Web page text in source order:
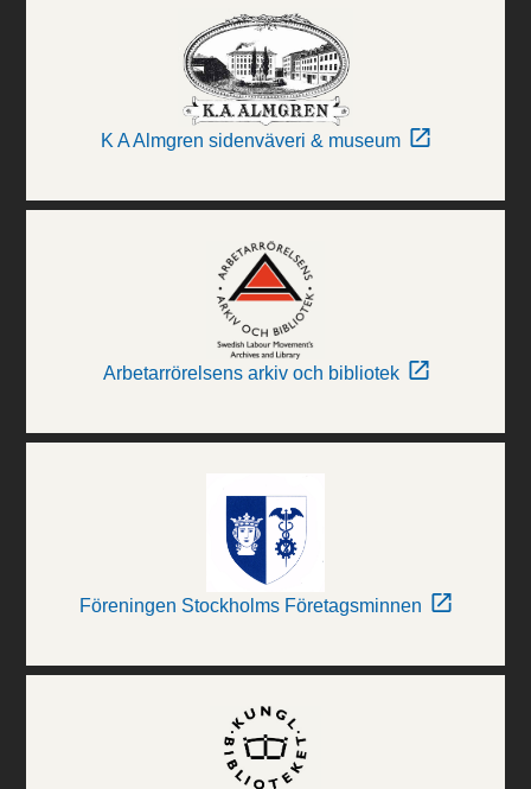
K A Almgren sidenväveri & museum
Arbetarrörelsens arkiv och bibliotek
Föreningen Stockholms Företagsminnen